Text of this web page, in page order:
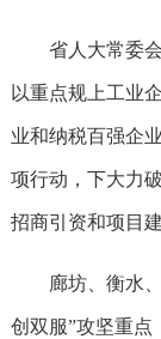
省人大常委会
以重点规上工业
业和纳税百强企
项行动，下大力
招商引资和项目
廊坊、衡水、
创双服”攻坚重点